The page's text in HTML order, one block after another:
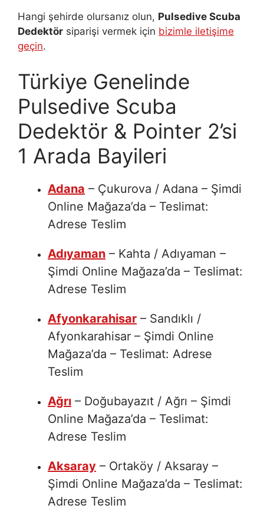
Hangi şehirde olursanız olun, Pulsedive Scuba
Dedektör siparişi vermek için bizimle iletişime
geçin.
Türkiye Genelinde
Pulsedive Scuba
Dedektör & Pointer 2’si
1 Arada Bayileri
Adana – Çukurova / Adana – Şimdi
Online Mağaza’da – Teslimat:
Adrese Teslim
Adıyaman – Kahta / Adıyaman –
Şimdi Online Mağaza’da – Teslimat:
Adrese Teslim
Afyonkarahisar – Sandıklı /
Afyonkarahisar – Şimdi Online
Mağaza’da – Teslimat: Adrese
Teslim
Ağrı – Doğubayazıt / Ağrı – Şimdi
Online Mağaza’da – Teslimat:
Adrese Teslim
Aksaray – Ortaköy / Aksaray –
Şimdi Online Mağaza’da – Teslimat:
Adrese Teslim